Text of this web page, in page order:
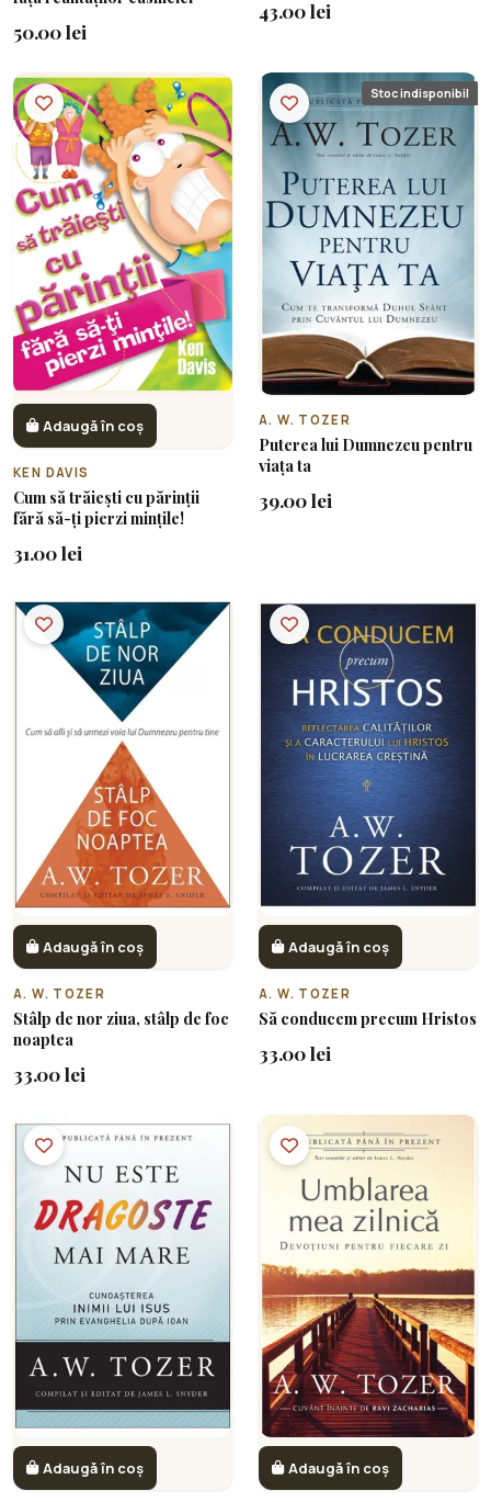
50.00 lei
43.00 lei
Adaugă în coș
KEN DAVIS
Cum să trăiești cu părinții
fără să-ți pierzi mințile!
31.00 lei
Stoc indisponibil
A. W. TOZER
Puterea lui Dumnezeu pentru
viața ta
39.00 lei
Adaugă în coș
A. W. TOZER
Stâlp de nor ziua, stâlp de foc
noaptea
33.00 lei
Adaugă în coș
A. W. TOZER
Să conducem precum Hristos
33.00 lei
Adaugă în coș Adaugă în coș